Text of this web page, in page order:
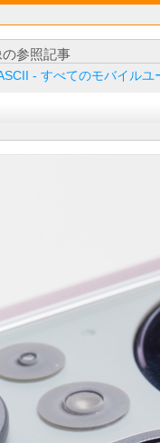
の参照記事
- すべてのモバイルユ